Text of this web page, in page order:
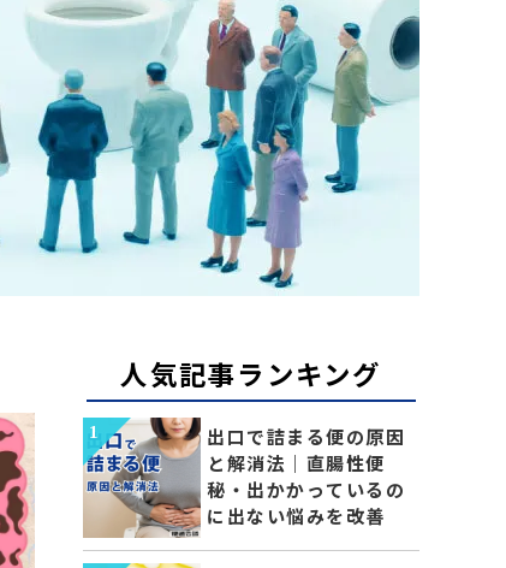
人気記事ランキング
出口で詰まる便の原因
と解消法｜直腸性便
秘・出かかっているの
に出ない悩みを改善